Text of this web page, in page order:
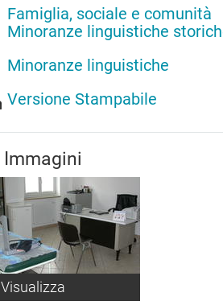
Famiglia, sociale e comunità
Minoranze linguistiche
Minoranze linguistiche
Versione Stampabile
Immagini
Visualizza